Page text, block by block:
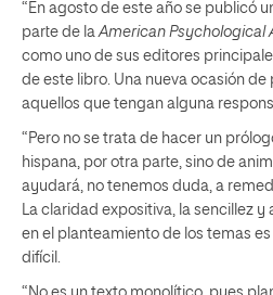
“En agosto de este año se publicó
parte de laAmerican Psychological
como uno de sus editores
de este libro. Una nueva ocasión
aquellos que tengan alguna
“Pero no se trata de hacer un
hispana, por otra parte, sino de
ayudará, no tenemos duda, a
La claridad expositiva, la sencillez y
en el planteamiento de los temas
difícil.